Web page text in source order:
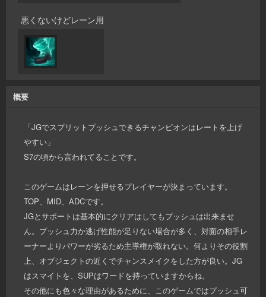
悪くないけどレーン用
概要
「JGでスプリットプッシュできるチャンピオンはレートを上げ
やすい」
S7の頃から言われてることです。
このゲームはレーンを押せるプレイヤーが決まっています。
TOP、MID、ADCです。
JGとサポートは基本的にクリアはしてもプッシュは出来ませ
ん。プッシュ力か逃げ性能が足りない場合が多く、対面の相手レ
ーナーよりパワーが劣るため主導権が取れない。何よりその役割
上、オブジェクトの近くでチャンスメイクをした方が良い。JG
はスマイトを、SUPはワードを持っていますからね。
その他にも色々な理由があるために、このゲームではプッシュ可